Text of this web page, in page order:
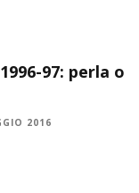
97: perla o
2016